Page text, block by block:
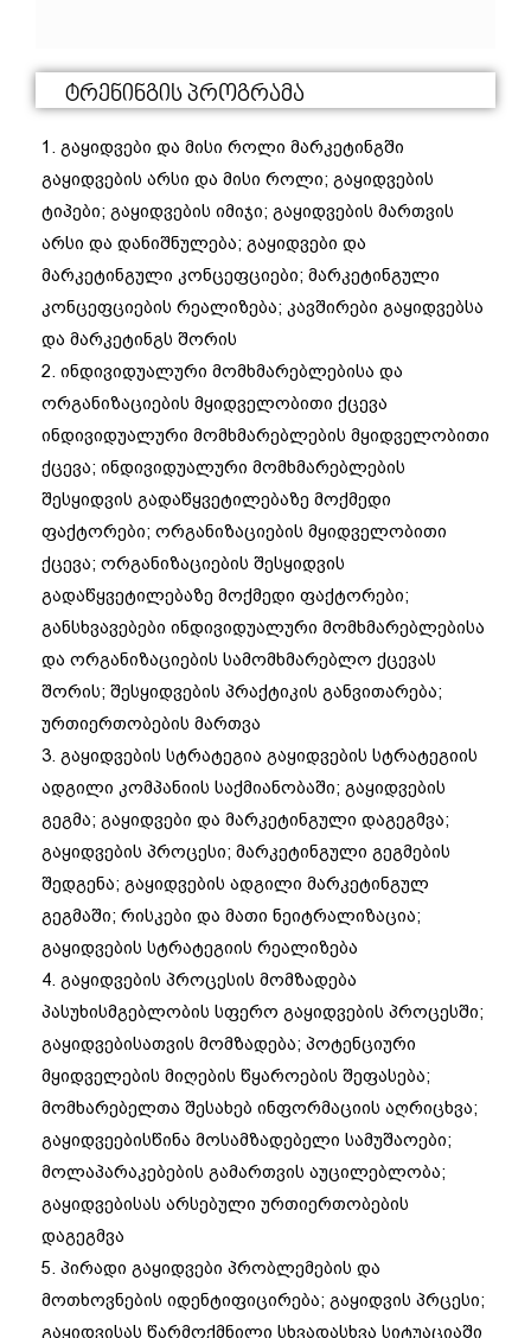
Ტრენინგის Პროგრამა
1. გაყიდვები და მისი როლი მარკეტინგში
გაყიდვების არსი და მისი როლი; გაყიდვების
ტიპები; გაყიდვების იმიჯი; გაყიდვების მართვის
არსი და დანიშნულება; გაყიდვები და
მარკეტინგული კონცეფციები; მარკეტინგული
კონცეფციების რეალიზება; კავშირები გაყიდვებსა
და მარკეტინგს შორის
2. ინდივიდუალური მომხმარებლებისა და
ორგანიზაციების მყიდველობითი ქცევა
ინდივიდუალური მომხმარებლების მყიდველობითი
ქცევა; ინდივიდუალური მომხმარებლების
შესყიდვის გადაწყვეტილებაზე მოქმედი
ფაქტორები; ორგანიზაციების მყიდველობითი
ქცევა; ორგანიზაციების შესყიდვის
გადაწყვეტილებაზე მოქმედი ფაქტორები;
განსხვავებები ინდივიდუალური მომხმარებლებისა
და ორგანიზაციების სამომხმარებლო ქცევას
შორის; შესყიდვების პრაქტიკის განვითარება;
ურთიერთობების მართვა
3. გაყიდვების სტრატეგია გაყიდვების სტრატეგიის
ადგილი კომპანიის საქმიანობაში; გაყიდვების
გეგმა; გაყიდვები და მარკეტინგული დაგეგმვა;
გაყიდვების პროცესი; მარკეტინგული გეგმების
შედგენა; გაყიდვების ადგილი მარკეტინგულ
გეგმაში; რისკები და მათი ნეიტრალიზაცია;
გაყიდვების სტრატეგიის რეალიზება
4. გაყიდვების პროცესის მომზადება
პასუხისმგებლობის სფერო გაყიდვების პროცესში;
გაყიდვებისათვის მომზადება; პოტენციური
მყიდველების მიღების წყაროების შეფასება;
მომხარებელთა შესახებ ინფორმაციის აღრიცხვა;
გაყიდვეებისწინა მოსამზადებელი სამუშაოები;
მოლაპარაკებების გამართვის აუცილებლობა;
გაყიდვებისას არსებული ურთიერთობების
დაგეგმვა
5. პირადი გაყიდვები პრობლემების და
მოთხოვნების იდენტიფიცირება; გაყიდვის პრცესი;
გაყიდვისას წარმოქმნილი სხვადასხვა სიტუაციაში